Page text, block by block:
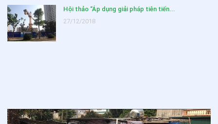
Hội thảo “Áp dụng giải pháp tiên tiến...
27/12/2018